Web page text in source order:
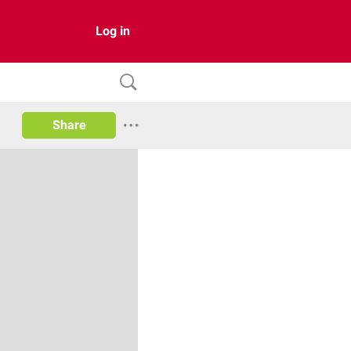
Log in
Share